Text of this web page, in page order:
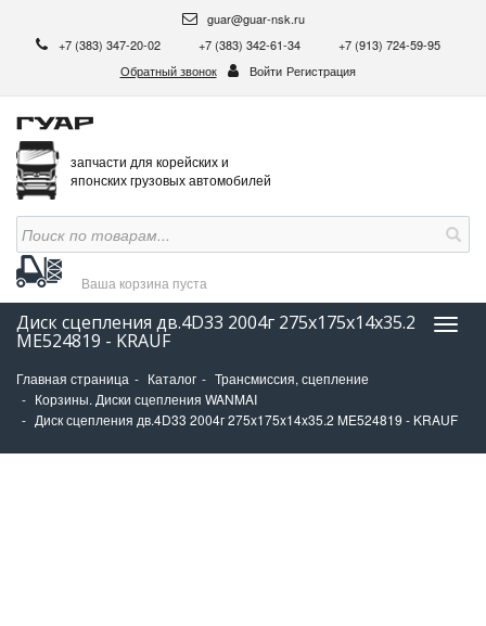
guar@guar-nsk.ru
+7 (383) 347-20-02
+7 (383) 342-61-34
+7 (913) 724-59-95
Обратный звонок
Войти Регистрация
запчасти для корейских и
японских грузовых автомобилей
Ваша корзина пуста
Диск сцепления дв.4D33 2004г 275x175x14x35.2
ME524819 - KRAUF
Главная страница Каталог
Трансмиссия, сцепление
Корзины. Диски сцепления WANMAI
Диск сцепления дв.4D33 2004г 275x175x14x35.2 ME524819 - KRAUF